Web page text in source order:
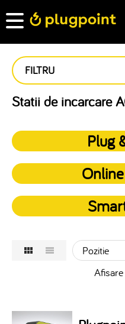
FILTRU
Statii de incarcare
Plug
Afisare